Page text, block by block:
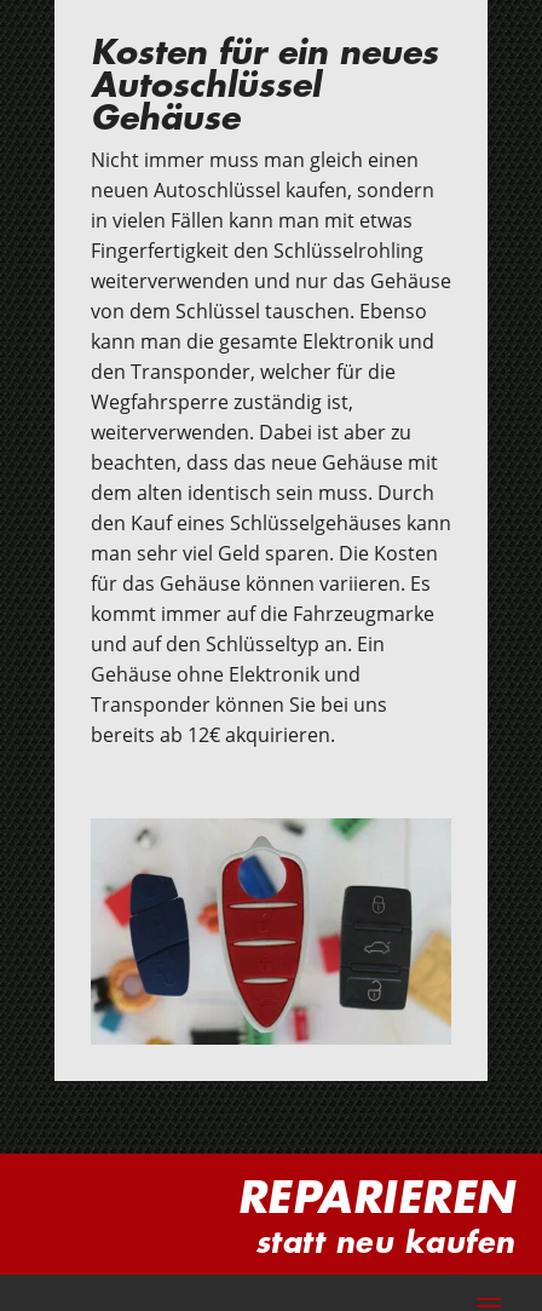
Kosten für ein neues
Autoschlüssel
Gehäuse
Nicht immer muss man gleich einen
neuen Autoschlüssel kaufen, sondern
in vielen Fällen kann man mit etwas
Fingerfertigkeit den Schlüsselrohling
weiterverwenden und nur das Gehäuse
von dem Schlüssel tauschen. Ebenso
kann man die gesamte Elektronik und
den Transponder, welcher für die
Wegfahrsperre zuständig ist,
weiterverwenden. Dabei ist aber zu
beachten, dass das neue Gehäuse mit
dem alten identisch sein muss. Durch
den Kauf eines Schlüsselgehäuses kann
man sehr viel Geld sparen. Die Kosten
für das Gehäuse können variieren. Es
kommt immer auf die Fahrzeugmarke
und auf den Schlüsseltyp an. Ein
Gehäuse ohne Elektronik und
Transponder können Sie bei uns
bereits ab 12€ akquirieren.
REPARIEREN
statt neu kaufen